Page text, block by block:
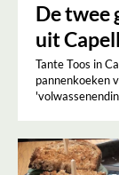
De twee
uit
Tante Toos in
pannenkoeken